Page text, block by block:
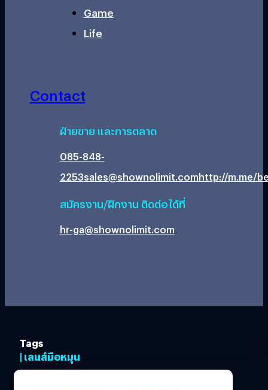
Game
Life
Contact
ฝ่ายขาย และการตลาด
085-848-
2253sales@shownolimit.comhttp://m.me/
สมัครงาน/ฝึกงาน ติดต่อได้ที่
hr-ga@shownolimit.com
Tags
| เลนส์มือหมุน